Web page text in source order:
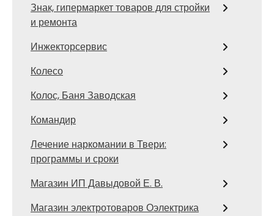
Знак, гипермаркет товаров для стройки
и ремонта
Инжекторсервис
Колесо
Колос, Баня Заводская
Командир
Лечение наркомании в Твери:
программы и сроки
Магазин ИП Давыдовой Е. В.
Магазин электротоваров Оэлектрика